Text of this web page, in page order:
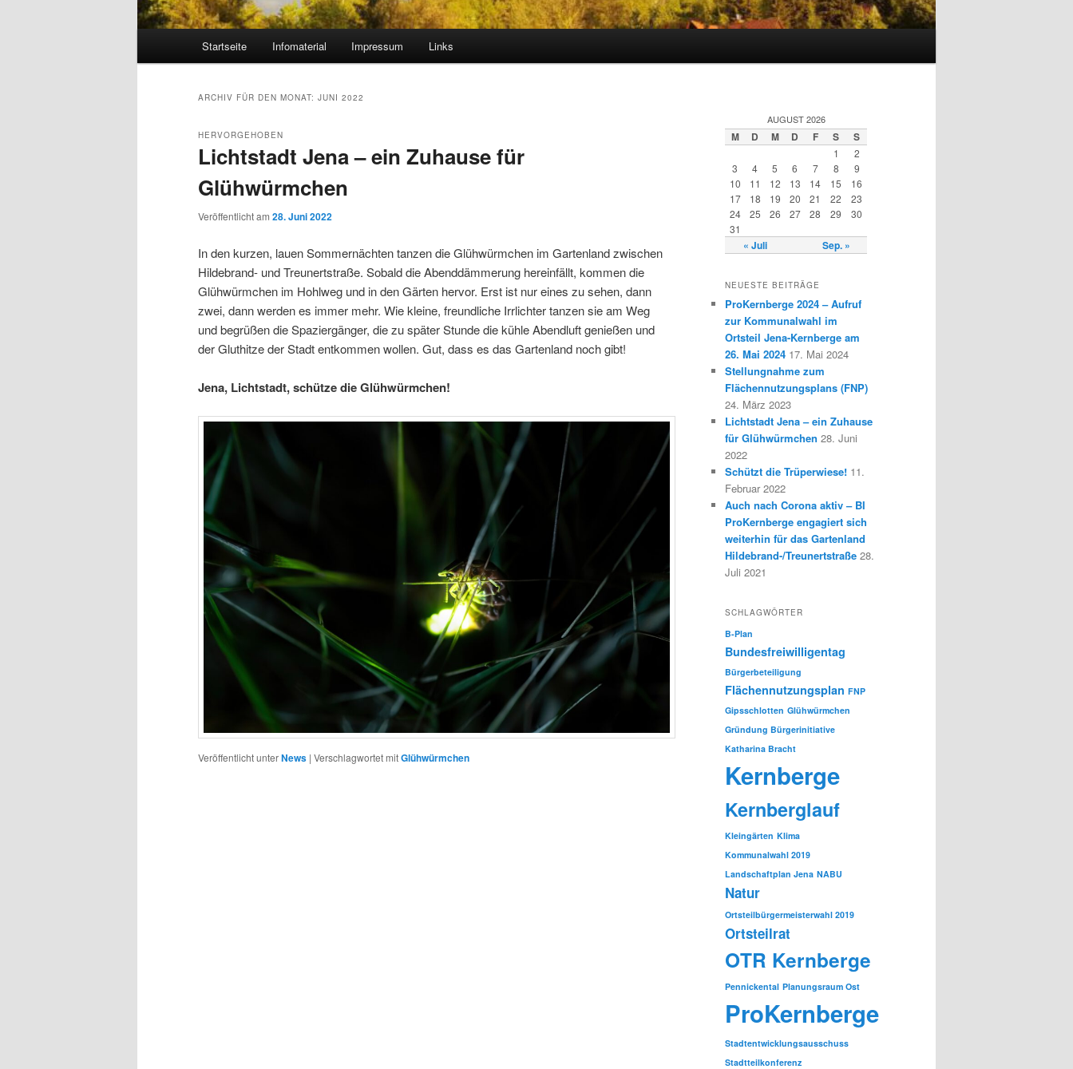
Startseite Infomaterial Impressum Links
ARCHIV FÜR DEN MONAT: JUNI 2022
Lichtstadt Jena – ein Zuhause für
Glühwürmchen
HERVORGEHOBEN
Veröffentlicht am 28. Juni 2022
In den kurzen, lauen Sommernächten tanzen die Glühwürmchen im Gartenland zwischen
Hildebrand- und Treunertstraße. Sobald die Abenddämmerung hereinfällt, kommen die
Glühwürmchen im Hohlweg und in den Gärten hervor. Erst ist nur eines zu sehen, dann
zwei, dann werden es immer mehr. Wie kleine, freundliche Irrlichter tanzen sie am Weg
und begrüßen die Spaziergänger, die zu später Stunde die kühle Abendluft genießen und
der Gluthitze der Stadt entkommen wollen. Gut, dass es das Gartenland noch gibt!
Jena, Lichtstadt, schütze die Glühwürmchen!
Veröffentlicht unterNews | Verschlagwortet mitGlühwürmchen
AUGUST 2026
M D M D F S S
1
2
3
4 5 6 7 8
9
10
11 12 13 14 15
16
17
18 19 20 21 22
23
24
25 26 27 28 29
30
31
« Juli Sep. »
NEUESTE BEITRÄGE
ProKernberge 2024 – Aufruf
zur Kommunalwahl im
Ortsteil Jena-Kernberge am
26. Mai 2024 17. Mai 2024
Stellungnahme zum
Flächennutzungsplans (FNP)
24. März 2023
Lichtstadt Jena – ein Zuhause
für Glühwürmchen 28. Juni
2022
Schützt die Trüperwiese! 11.
Februar 2022
Auch nach Corona aktiv – BI
ProKernberge engagiert sich
weiterhin für das Gartenland
Hildebrand-/Treunertstraße 28.
Juli 2021
SCHLAGWÖRTER
B-Plan
Bundesfreiwilligentag
Bürgerbeteiligung
Flächennutzungsplan FNP
Gipsschlotten Glühwürmchen
Gründung Bürgerinitiative
Katharina Bracht
Kernberge
Kernberglauf
Kleingärten Klima
Kommunalwahl 2019
Landschaftplan Jena NABU
Natur
Ortsteilbürgermeisterwahl 2019
Ortsteilrat
OTR Kernberge
Pennickental Planungsraum Ost
ProKernberge
Stadtentwicklungsausschuss
Stadtteilkonferenz